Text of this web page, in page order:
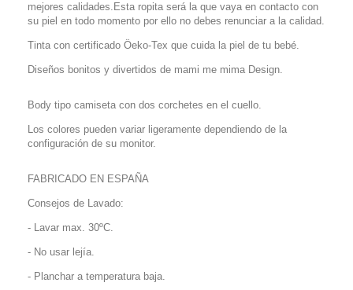
mejores calidades.Esta ropita será la que vaya en contacto con
su piel en todo momento por ello no debes renunciar a la calidad.
Tinta con certificado Öeko-Tex que cuida la piel de tu bebé.
Diseños bonitos y divertidos de mami me mima Design.
Body tipo camiseta con dos corchetes en el cuello.
Los colores pueden variar ligeramente dependiendo de la
configuración de su monitor.
FABRICADO EN ESPAÑA
Consejos de Lavado:
- Lavar max. 30ºC.
- No usar lejía.
- Planchar a temperatura baja.